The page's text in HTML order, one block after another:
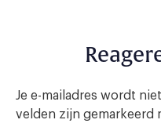
Je e-mailadres wordt
velden zijn gemarkeerd